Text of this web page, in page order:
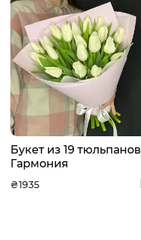
Букет из 19 тюльпанов
Гармония
₴1935